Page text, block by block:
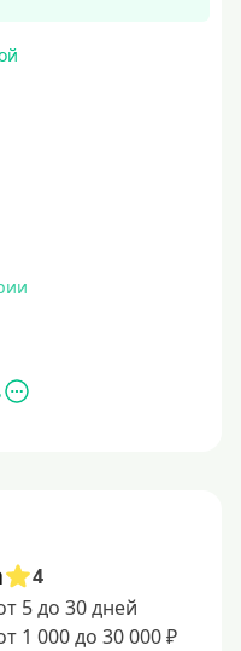
4
5 до 30 дней
1 000 до 30 000 ₽